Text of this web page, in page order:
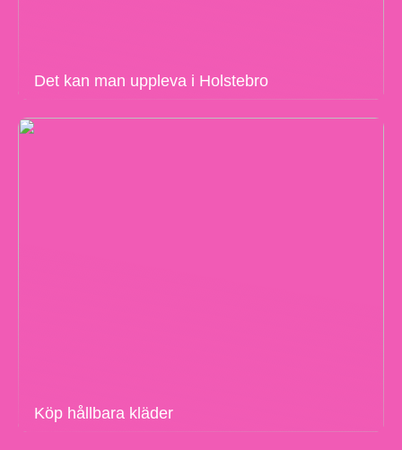
Det kan man uppleva i Holstebro
Köp hållbara kläder